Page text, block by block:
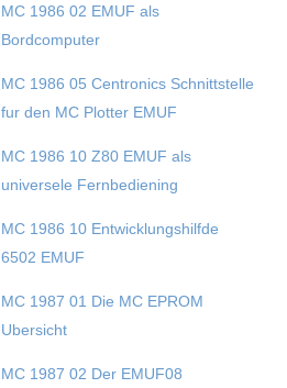
MC 1986 02 EMUF als
Bordcomputer
MC 1986 05 Centronics Schnittstelle
fur den MC Plotter EMUF
MC 1986 10 Z80 EMUF als
universele Fernbediening
MC 1986 10 Entwicklungshilfde
6502 EMUF
MC 1987 01 Die MC EPROM
Ubersicht
MC 1987 02 Der EMUF08